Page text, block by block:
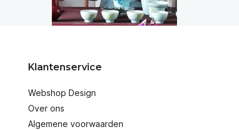
Klantenservice
Webshop Design
Over ons
Algemene voorwaarden